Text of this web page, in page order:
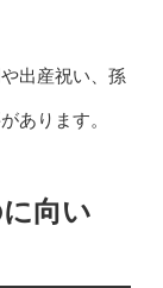
出産祝い、孫
あります。
向い